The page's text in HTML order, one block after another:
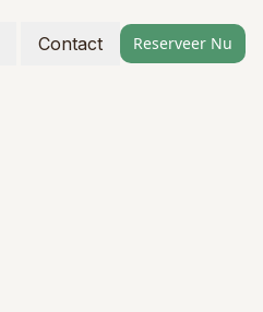
Contact Reserveer Nu